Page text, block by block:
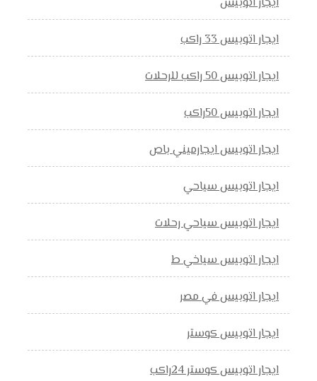
ايجار اتوبيس 33 راكب
ايجار اتوبيس 50 راكب للرحلات
ايجار اتوبيس 50راكب
ايجار اتوبيس ايجارميني باص
ايجار اتوبيس سياحي
ايجار اتوبيس سياحي رحلات
ايجار اتوبيس سياخي ط
ايجار اتوبيس في مصر
ايجار اتوبيس كوستر
ايجار اتوبيس كوستر 24راكب